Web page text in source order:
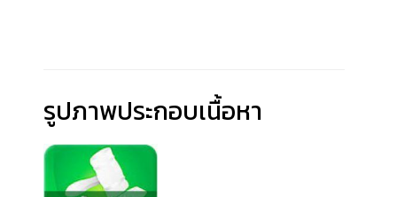
รูปภาพประกอบเนื้อหา